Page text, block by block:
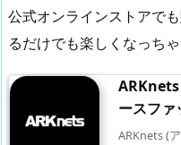
公式オンラインストアで
るだけでも楽しくなっちゃ
ARKnets
ースファ
ARKnets (